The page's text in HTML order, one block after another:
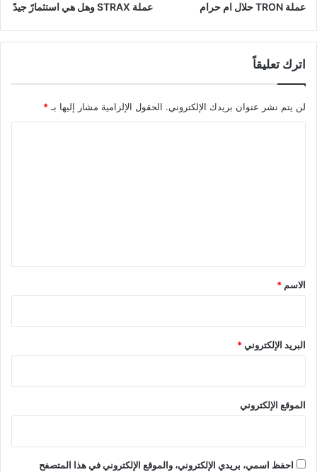
عملة TRON حلال ام حرام​ عملة STRAX وهل هي استثمارً جيدً
اترك تعليقاً
لن يتم نشر عنوان بريدك الإلكتروني. الحقول الإلزامية مشار إليها بـ*
*
الاسم *
البريد الإلكتروني*
الموقع الإلكتروني
احفظ اسمي، بريدي الإلكتروني، والموقع الإلكتروني في هذا المتصفح